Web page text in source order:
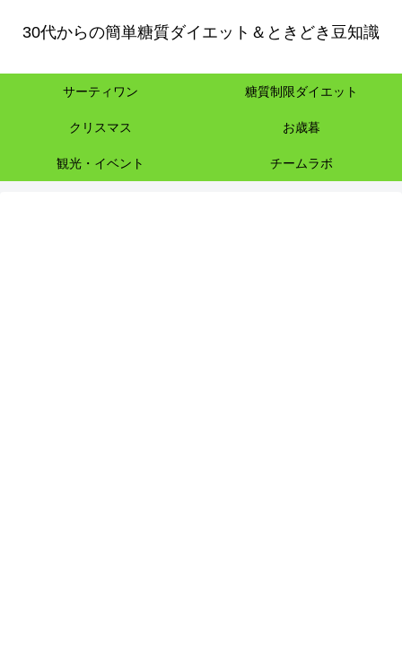
30代からの簡単糖質ダイエット＆ときどき豆知識
サーティワン 糖質制限ダイエット
クリスマス お歳暮
観光・イベント チームラボ